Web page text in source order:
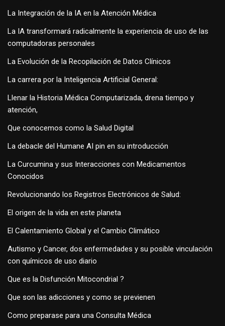
La Integración de la IA en la Atención Médica
La IA transformará radicalmente la experiencia de uso de las
computadoras personales
La Evolución de la Recopilación de Datos Clínicos
La carrera por la Inteligencia Artificial General:
Llenar la Historia Médica Computarizada, drena tiempo y
atención,
Que conocemos como la Salud Digital
La debacle del Humane AI pin en su introducción
La Curcumina y sus Interacciones con Medicamentos
Conocidos
Revolucionando los Registros Electrónicos de Salud:
El origen de la vida en este planeta
El Calentamiento Global y el Cambio Climático
Autismo y Cancer, dos enfermedades y su posible vinculación
con químicos de uso diario
Que es la Disfunción Mitocondrial ?
Que son las adicciones y como se previenen
Como preparase para una Consulta Médica